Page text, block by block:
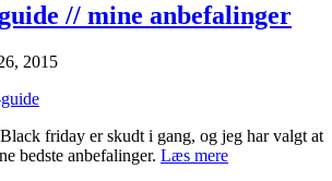
// mine anbefalinger
2015
friday er skudt i gang, og jeg har valgt at
bedste anbefalinger. Læs mere